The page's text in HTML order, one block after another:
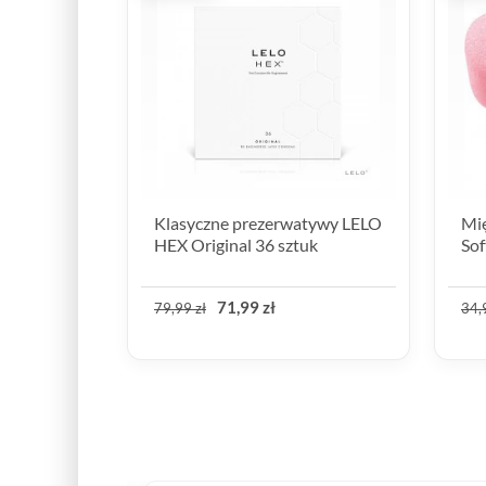
Klasyczne prezerwatywy LELO
HEX Original 36 sztuk
79,99 zł 71,99 zł